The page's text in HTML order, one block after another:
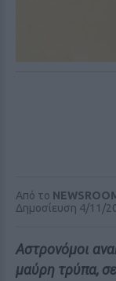
Από το
Δημοσίευση 4/11/
Αστρονόμοι
μαύρη τρύπα,